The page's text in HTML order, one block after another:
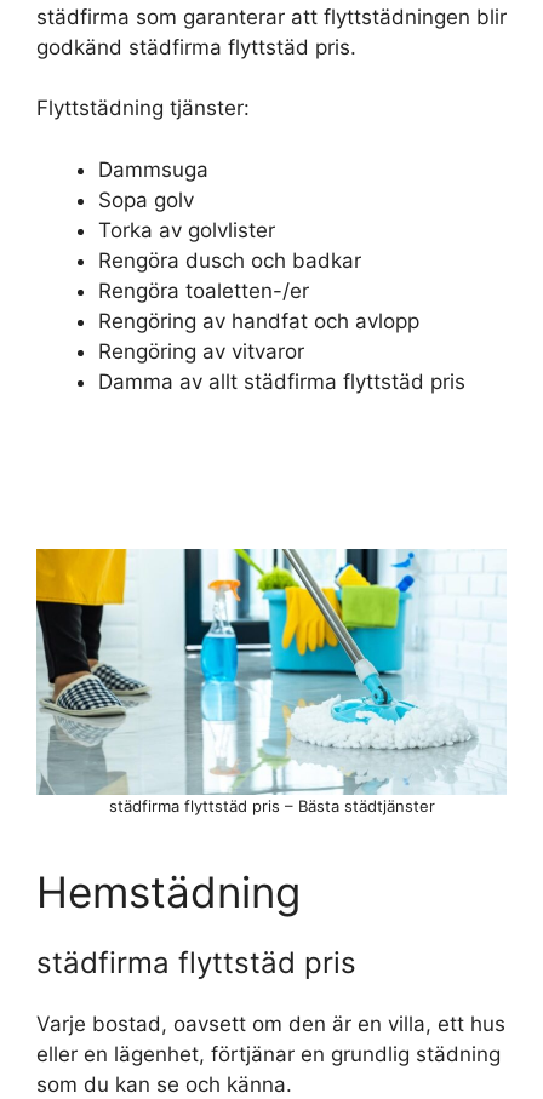
städfirma som garanterar att flyttstädningen blir
godkänd städfirma flyttstäd pris.
Flyttstädning tjänster:
Dammsuga
Sopa golv
Torka av golvlister
Rengöra dusch och badkar
Rengöra toaletten-/er
Rengöring av handfat och avlopp
Rengöring av vitvaror
Damma av allt städfirma flyttstäd pris
städfirma flyttstäd pris – Bästa städtjänster
Hemstädning
städfirma flyttstäd pris
Varje bostad, oavsett om den är en villa, ett hus
eller en lägenhet, förtjänar en grundlig städning
som du kan se och känna.